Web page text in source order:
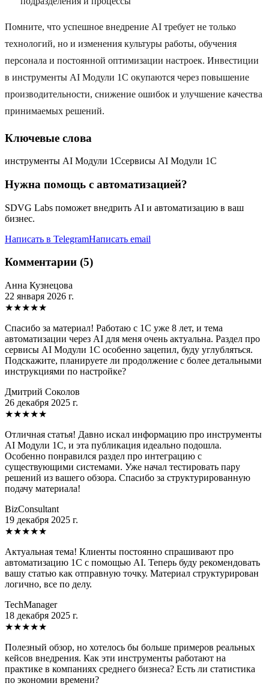
Помните, что успешное внедрение AI требует не только
технологий, но и изменения культуры работы, обучения
персонала и постоянной оптимизации настроек. Инвестиции
в инструменты AI Модули 1C окупаются через повышение
производительности, снижение ошибок и улучшение качества
принимаемых решений.
Ключевые слова
инструменты AI Модули 1Cсервисы AI Модули 1C
Нужна помощь с автоматизацией?
SDVG Labs поможет внедрить AI и автоматизацию в ваш
бизнес.
Написать в TelegramНаписать email
Комментарии (5)
Анна Кузнецова
22 января 2026 г.
★★★★★
Спасибо за материал! Работаю с 1С уже 8 лет, и тема
автоматизации через AI для меня очень актуальна. Раздел про
сервисы AI Модули 1C особенно зацепил, буду углубляться.
Подскажите, планируете ли продолжение с более детальными
инструкциями по настройке?
Дмитрий Соколов
26 декабря 2025 г.
★★★★★
Отличная статья! Давно искал информацию про инструменты
AI Модули 1C, и эта публикация идеально подошла.
Особенно понравился раздел про интеграцию с
существующими системами. Уже начал тестировать пару
решений из вашего обзора. Спасибо за структурированную
подачу материала!
BizConsultant
19 декабря 2025 г.
★★★★★
Актуальная тема! Клиенты постоянно спрашивают про
автоматизацию 1С с помощью AI. Теперь буду рекомендовать
вашу статью как отправную точку. Материал структурирован
логично, все по делу.
TechManager
18 декабря 2025 г.
★★★★★
Полезный обзор, но хотелось бы больше примеров реальных
кейсов внедрения. Как эти инструменты работают на
практике в компаниях среднего бизнеса? Есть ли статистика
по экономии времени?